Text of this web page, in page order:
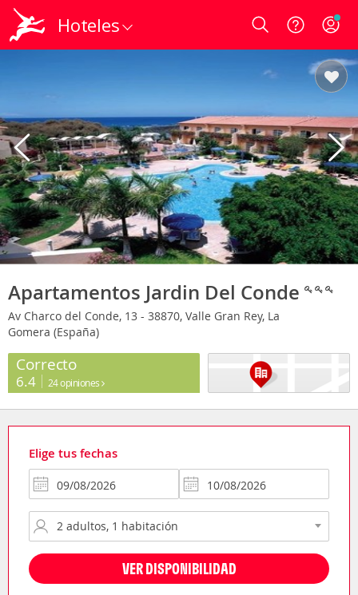
Hoteles Login
Apartamentos Jardin Del Conde
Av Charco del Conde, 13 - 38870, Valle Gran Rey, La
Gomera (España)
Correcto
6.4 24 opiniones
Elige tus fechas
VER DISPONIBILIDAD